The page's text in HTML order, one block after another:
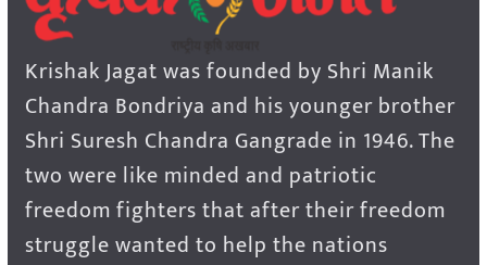
Krishak Jagat was founded by Shri Manik
Chandra Bondriya and his younger brother
Shri Suresh Chandra Gangrade in 1946. The
two were like minded and patriotic
freedom fighters that after their freedom
struggle wanted to help the nations